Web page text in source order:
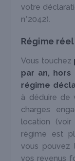
votre
n°2042).
Régime réel
Vous touchez
par an, hors
régime
à déduire de
charges
location
régime est
vous pouvez
vos revenus